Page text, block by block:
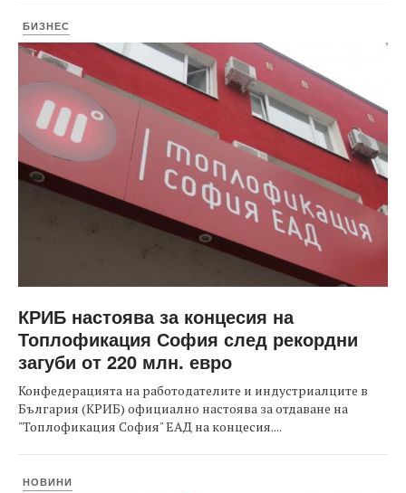
БИЗНЕС
КРИБ настоява за концесия на
Топлофикация София след рекордни
загуби от 220 млн. евро
Конфедерацията на работодателите и индустриалците в
България (КРИБ) официално настоява за отдаване на
"Топлофикация София" ЕАД на концесия....
НОВИНИ